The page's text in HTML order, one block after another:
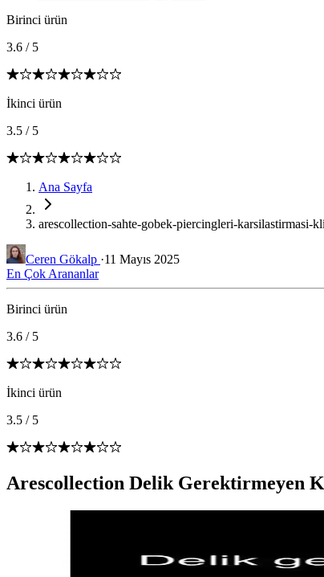
Birinci ürün
3.6 / 5
İkinci ürün
3.5 / 5
Ana Sayfa
arescollection-sahte-gobek-piercingleri-karsilastirmasi-
Ceren Gökalp ·11 Mayıs 2025
En Çok Arananlar
Birinci ürün
3.6 / 5
İkinci ürün
3.5 / 5
Arescollection Delik Gerektirmeyen